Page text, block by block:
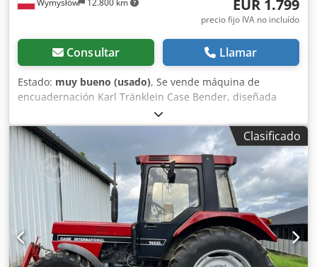
EUR 1.799
precio fijo IVA no incluído
Consultar Llamar
Estado: muy bueno (usado), Se vende máquina de
encuadernación Karl Tränklein Case Bender, diseñada
para dar forma y curvar los lomos de las cubiertas de
libros de tapa dura. El dispositivo proporciona a las
cubiertas el radio adecuado, lo que permite que se ajusten
perfectamente al bloque del libro. La máquina está
equipada con rodillos ajustables que permiten adaptarse
a diferentes grosores de cubiertas. Su robusta estructura
de hierro fundido garantiza una alta precisión y una larga
vida útil. Datos técnicos: Fabricante: Karl Tränklein Tipo:
Case Bender / máquina para dar forma a lomos Ancho de
trabajo: aprox. 600 mm Ajuste de la presión de los rodillos
Dodsziwnbepfx Ah Iskr Estructura estable de hierro
Clasificado